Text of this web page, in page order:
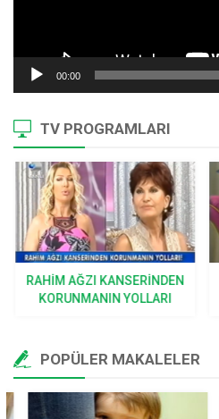
00:00
TV PROGRAMLARI
RAHIM AĞZI KANSERINDEN
KORUNMANIN YOLLARI
POPÜLER MAKALELER